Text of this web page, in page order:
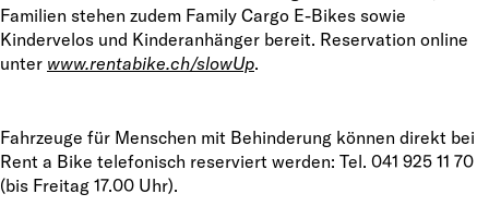
Familien stehen zudem Family Cargo E-Bikes sowie
Kindervelos und Kinderanhänger bereit. Reservation online
unter www.rentabike.ch/slowUp.
Fahrzeuge für Menschen mit Behinderung können direkt bei
Rent a Bike telefonisch reserviert werden: Tel. 041 925 11 70
(bis Freitag 17.00 Uhr).